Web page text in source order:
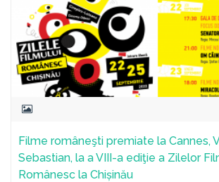
Filme româneşti premiate la Cannes,
Sebastian, la a VIII-a ediţie a Zilelor
Românesc la Chișinău